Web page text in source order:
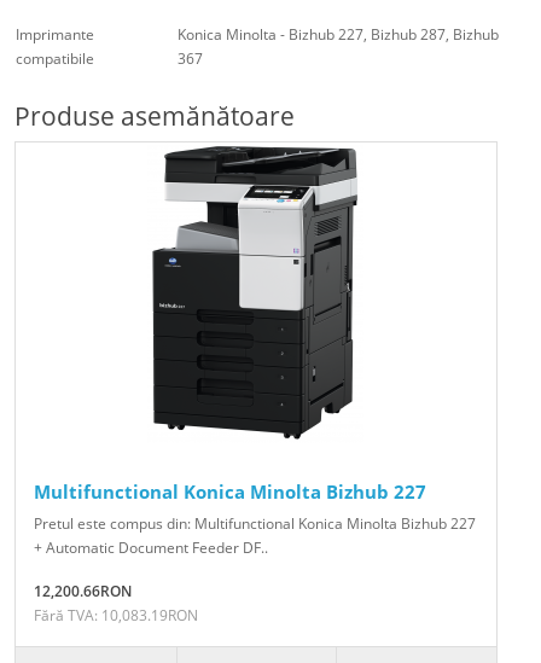
Imprimante
compatibile
Konica Minolta - Bizhub 227, Bizhub 287, Bizhub
367
Produse asemănătoare
Multifunctional Konica Minolta Bizhub 227
Pretul este compus din: Multifunctional Konica Minolta Bizhub 227
+ Automatic Document Feeder DF..
12,200.66RON
Fără TVA: 10,083.19RON